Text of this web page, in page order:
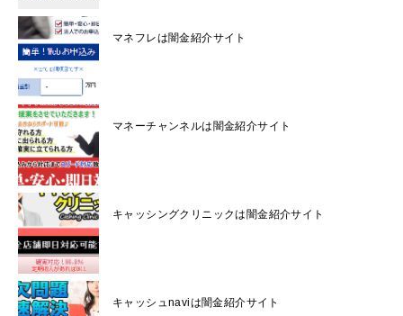
マネフレは闇金紹介サイト
マネーチャンネルは闇金紹介サイト
キャッシングクリニックは闇金紹介サイト
キャッシュnaviは闇金紹介サイト